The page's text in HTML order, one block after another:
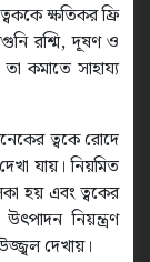
ক্ষতিকর ফ্রি
রশ্মি, দূষণ ও
কমাতে সাহায্য
ত্বকে রোদে
যায়। নিয়মিত
হয় এবং ত্বকের
নিয়ন্ত্রণ
দেখায়।